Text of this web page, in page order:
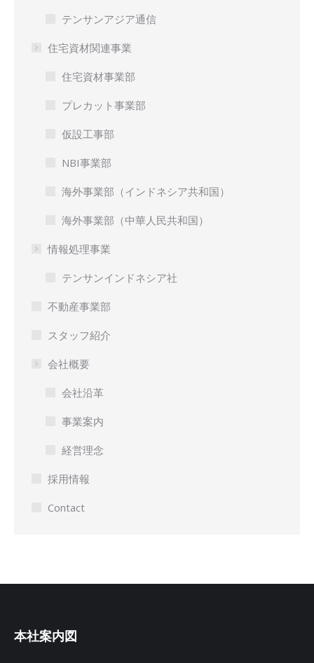
テンサンアジア通信
住宅資材関連事業
住宅資材事業部
プレカット事業部
仮設工事部
NBI事業部
海外事業部（インドネシア共和国）
海外事業部（中華人民共和国）
情報処理事業
テンサンインドネシア社
不動産事業部
スタッフ紹介
会社概要
会社沿革
事業案内
経営理念
採用情報
Contact
本社案内図